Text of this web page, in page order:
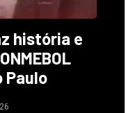
história e
Paulo